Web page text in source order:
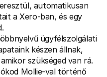
automatikusan
a Xero-ban, és egy
ügyfélszolgálati
készen állnak,
szükséged van rá.
Mollie-val történő